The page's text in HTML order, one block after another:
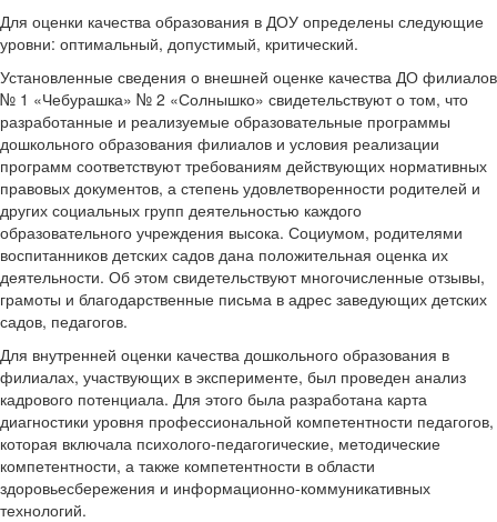
Для оценки качества образования в ДОУ определены следующие
уровни: оптимальный, допустимый, критический.
Установленные сведения о внешней оценке качества ДО филиалов
№ 1 «Чебурашка» № 2 «Солнышко» свидетельствуют о том, что
разработанные и реализуемые образовательные программы
дошкольного образования филиалов и условия реализации
программ соответствуют требованиям действующих нормативных
правовых документов, а степень удовлетворенности родителей и
других социальных групп деятельностью каждого
образовательного учреждения высока. Социумом, родителями
воспитанников детских садов дана положительная оценка их
деятельности. Об этом свидетельствуют многочисленные отзывы,
грамоты и благодарственные письма в адрес заведующих детских
садов, педагогов.
Для внутренней оценки качества дошкольного образования в
филиалах, участвующих в эксперименте, был проведен анализ
кадрового потенциала. Для этого была разработана карта
диагностики уровня профессиональной компетентности педагогов,
которая включала психолого-педагогические, методические
компетентности, а также компетентности в области
здоровьесбережения и информационно-коммуникативных
технологий.